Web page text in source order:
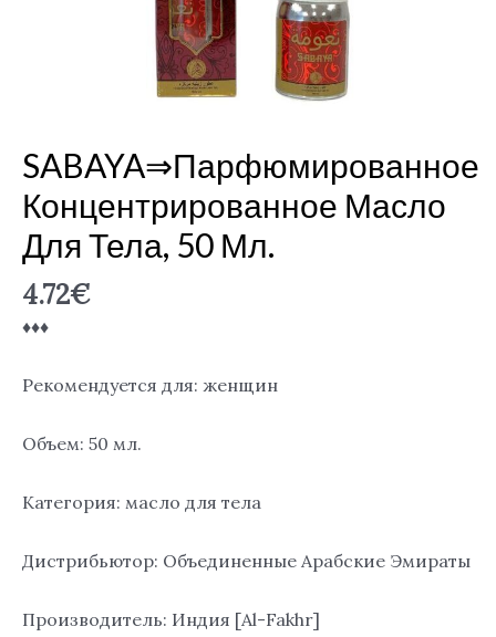
SABAYA⇒Парфюмированное
Концентрированное Масло
Для Тела, 50 Мл.
4.72€
♦♦♦
Рекомендуется для: женщин
Объем: 50 мл.
Категория: масло для тела
Дистрибьютор: Объединенные Арабские Эмираты
Производитель: Индия [Al-Fakhr]